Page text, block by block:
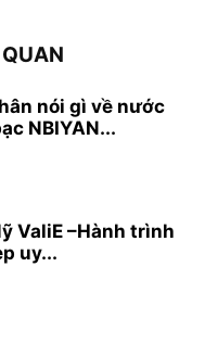
nói gì về nước
NBIYAN...
ValiE –Hành trình
uy...